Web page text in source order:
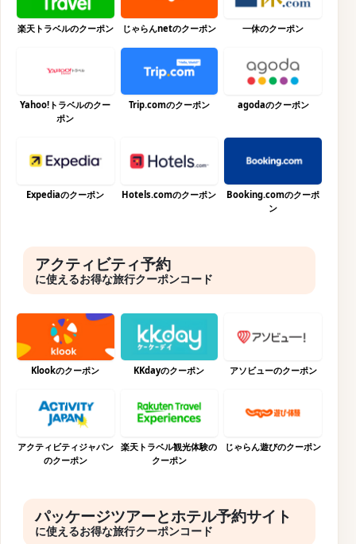
楽天トラベルのクーポン じゃらんnetのクーポン 一休のクーポン
Yahoo!トラベルのクー
ポン
Trip.comのクーポン agodaのクーポン
Expediaのクーポン Hotels.comのクーポン
Booking.comのクーポ
ン
アクティビティ予約
に使えるお得な旅行クーポンコード
Klookのクーポン KKdayのクーポン アソビューのクーポン
アクティビティジャパン
のクーポン
楽天トラベル観光体験の
クーポン
じゃらん遊びのクーポン
パッケージツアーとホテル予約サイト
に使えるお得な旅行クーポンコード